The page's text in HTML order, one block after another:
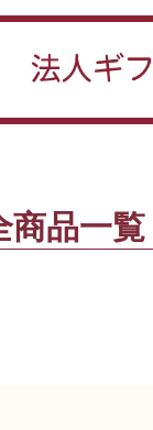
商品一覧